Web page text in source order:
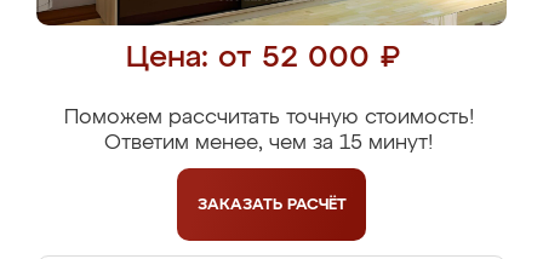
Цена: от 52 000 ₽
Поможем рассчитать точную стоимость!
Ответим менее, чем за 15 минут!
ЗАКАЗАТЬ РАСЧЁТ